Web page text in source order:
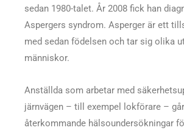
sedan 1980-talet. År 2008 fick han
Aspergers syndrom. Asperger är ett
med sedan födelsen och tar sig olika
människor.
Anställda som arbetar med
järnvägen – till exempel lokförare –
återkommande hälsoundersökningar